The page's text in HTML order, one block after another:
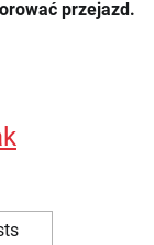
przejazd.